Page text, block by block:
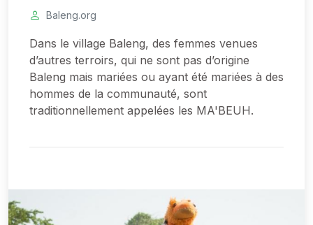
Baleng.org
Dans le village Baleng, des femmes venues
d’autres terroirs, qui ne sont pas d’origine
Baleng mais mariées ou ayant été mariées à des
hommes de la communauté, sont
traditionnellement appelées les MA'BEUH.